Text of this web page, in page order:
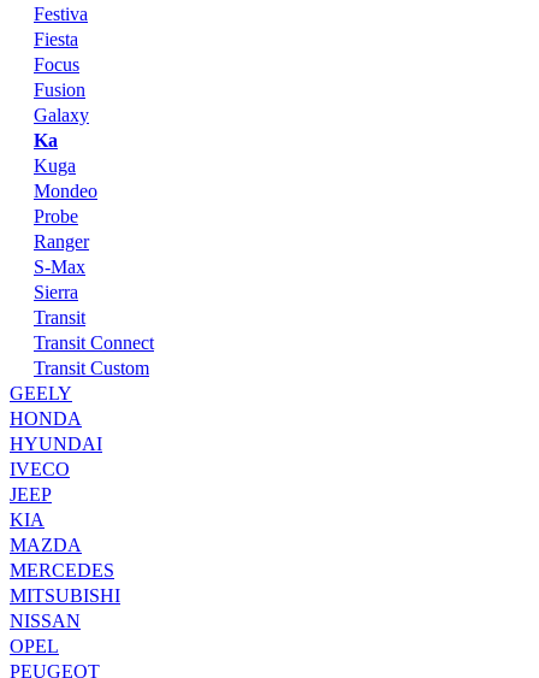
Festiva
Fiesta
Focus
Fusion
Galaxy
Ka
Kuga
Mondeo
Probe
Ranger
S-Max
Sierra
Transit
Transit Connect
Transit Custom
GEELY
HONDA
HYUNDAI
IVECO
JEEP
KIA
MAZDA
MERCEDES
MITSUBISHI
NISSAN
OPEL
PEUGEOT